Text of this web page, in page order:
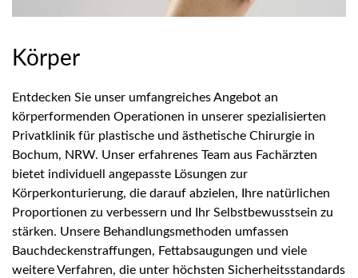
Körper
Entdecken Sie unser umfangreiches Angebot an
körperformenden Operationen in unserer spezialisierten
Privatklinik für plastische und ästhetische Chirurgie in
Bochum, NRW. Unser erfahrenes Team aus Fachärzten
bietet individuell angepasste Lösungen zur
Körperkonturierung, die darauf abzielen, Ihre natürlichen
Proportionen zu verbessern und Ihr Selbstbewusstsein zu
stärken. Unsere Behandlungsmethoden umfassen
Bauchdeckenstraffungen, Fettabsaugungen und viele
weitere Verfahren, die unter höchsten Sicherheitsstandards